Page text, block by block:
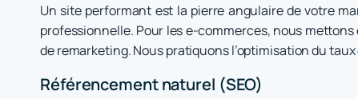
Un site performant est la pierre angulaire de votre
professionnelle. Pour les e-commerces, nous
de remarketing. Nous pratiquons l’optimisation du
Référencement naturel (SEO)